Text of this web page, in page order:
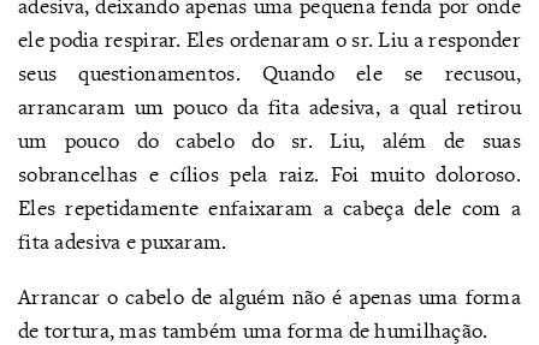
ele podia respirar. Eles ordenaram o sr. Liu a responder
seus questionamentos. Quando ele se recusou,
arrancaram um pouco da fita adesiva, a qual retirou
um pouco do cabelo do sr. Liu, além de suas
sobrancelhas e cílios pela raiz. Foi muito doloroso.
Eles repetidamente enfaixaram a cabeça dele com a
fita adesiva e puxaram.
Arrancar o cabelo de alguém não é apenas uma forma
de tortura, mas também uma forma de humilhação.